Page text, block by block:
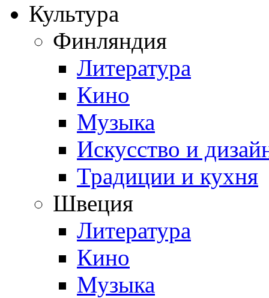
Культура
Финляндия
Литература
Кино
Музыка
Искусство и
Традиции и кухня
Швеция
Литература
Кино
Музыка